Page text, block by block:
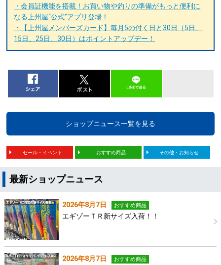
・会員証機能を搭載！お買い物や釣りの準備がもっと便利に
なる上州屋“公式”アプリ登場！
・【上州屋メンバーズカード】毎月5の付く日と30日（5日、
15日、25日、30日）はポイントアップデー！
ショップニュース一覧を見る
セール・イベント おすすめ商品 その他・お知らせ
最新ショップニュース
2026年8月7日 おすすめ商品
エギゾーＴＲ新サイズ入荷！！
2026年8月7日 おすすめ商品